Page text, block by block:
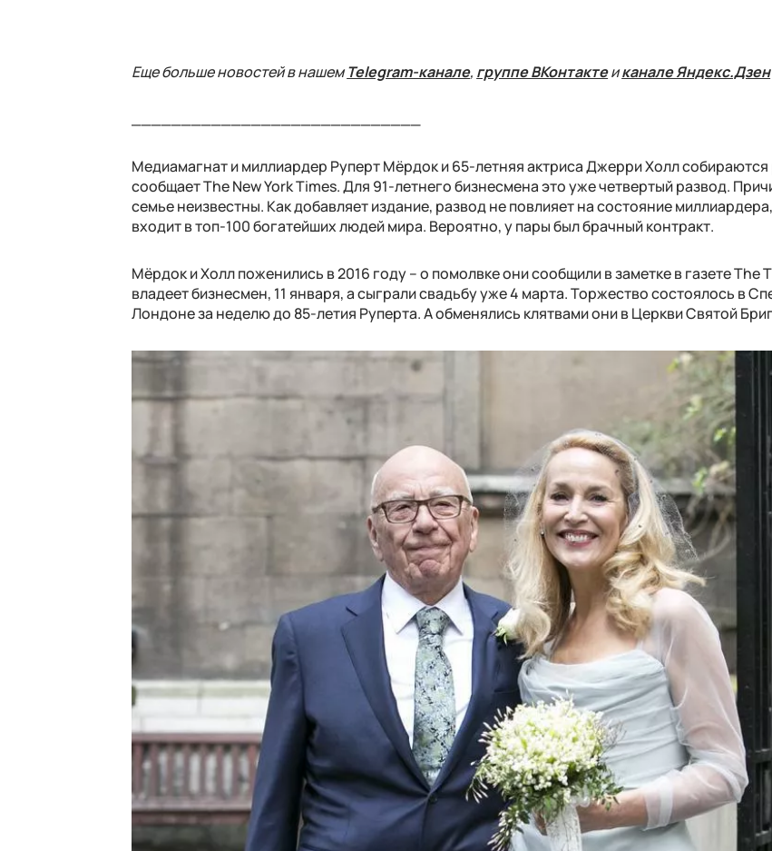
Еще больше новостей в нашемTelegram-канале, группе ВКонтактеиканале Яндекс.Дзен
Медиамагнат и миллиардер Руперт Мёрдок и 65-летняя актриса Джерри Холл собираются
сообщает The New York Times. Для 91-летнего бизнесмена это уже четвертый развод.
семье неизвестны. Как добавляет издание, развод не повлияет на состояние
входит в топ-100 богатейших людей мира. Вероятно, у пары был брачный контракт.
Мёрдок и Холл поженились в 2016 году – о помолвке они сообщили в заметке в газете The
владеет бизнесмен, 11 января, а сыграли свадьбу уже 4 марта. Торжество состоялось в
Лондоне за неделю до 85-летия Руперта. А обменялись клятвами они в Церкви Святой